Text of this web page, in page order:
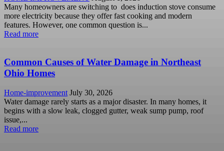
Many homeowners are switching to does induction stove consume
more electricity because they offer fast cooking and modern
features. However, one common question is...
Read more
Common Causes of Water Damage in Northeast
Ohio Homes
Home-improvement July 30, 2026
Water damage rarely starts as a major disaster. In many homes, it
begins with a slow leak, clogged gutter, weak sump pump, roof
issue,...
Read more